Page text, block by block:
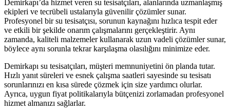
Demirkapı’da hizmet veren su tesisatçıları, alanlarında uzmanlaşmış
ekipleri ve tecrübeli ustalarıyla güvenilir çözümler sunar.
Profesyonel bir su tesisatçısı, sorunun kaynağını hızlıca tespit eder
ve etkili bir şekilde onarım çalışmalarını gerçekleştirir. Aynı
zamanda, kaliteli malzemeler kullanarak uzun vadeli çözümler sunar,
böylece aynı sorunla tekrar karşılaşma olasılığını minimize eder.
Demirkapı su tesisatçıları, müşteri memnuniyetini ön planda tutar.
Hızlı yanıt süreleri ve esnek çalışma saatleri sayesinde su tesisatı
sorunlarınızı en kısa sürede çözmek için size yardımcı olurlar.
Ayrıca, uygun fiyat politikalarıyla bütçenizi zorlamadan profesyonel
hizmet almanızı sağlarlar.